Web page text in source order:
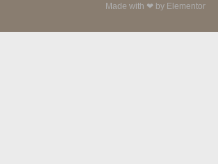
Made with ❤ by Elementor